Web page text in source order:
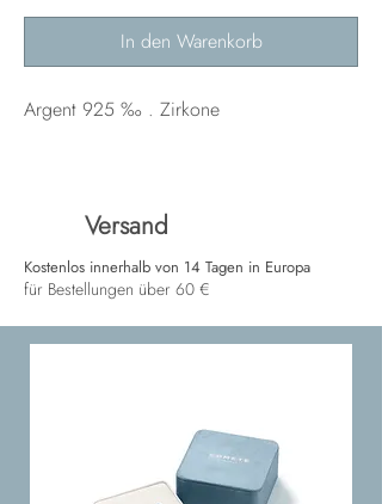
In den Warenkorb
Argent 925 ‰ . Zirkone
Versand
Kostenlos innerhalb von 14 Tagen in Europa
für Bestellungen über 60 €